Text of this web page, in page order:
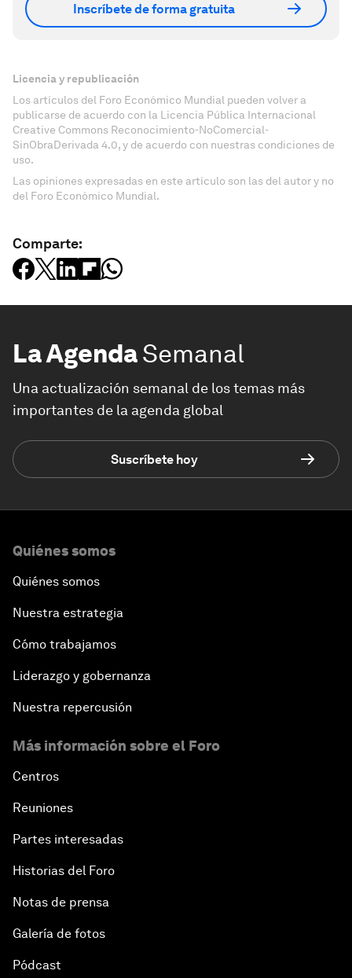
Inscríbete de forma gratuita
Licencia y republicación
Los artículos del Foro Económico Mundial pueden volver a
publicarse de acuerdo con la Licencia Pública Internacional
Creative Commons Reconocimiento-NoComercial-
SinObraDerivada 4.0, y de acuerdo con nuestras condiciones de
uso.
Las opiniones expresadas en este artículo son las del autor y no
del Foro Económico Mundial.
Comparte:
La AgendaSemanal
Una actualización semanal de los temas más
importantes de la agenda global
Suscríbete hoy
Quiénes somos
Quiénes somos
Nuestra estrategia
Cómo trabajamos
Liderazgo y gobernanza
Nuestra repercusión
Más información sobre el Foro
Centros
Reuniones
Partes interesadas
Historias del Foro
Notas de prensa
Galería de fotos
Pódcast